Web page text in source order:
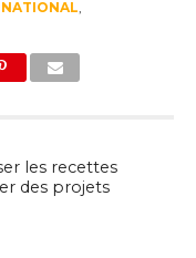
NATIONAL
les recettes
des projets